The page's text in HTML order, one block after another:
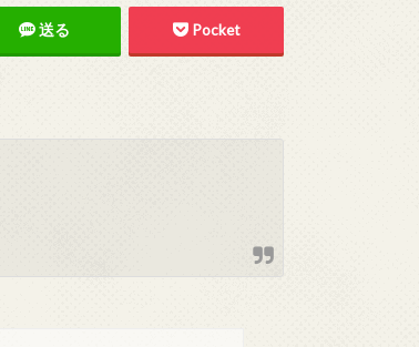
送る Pocket